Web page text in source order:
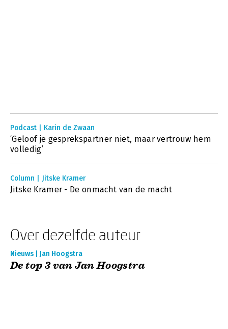
Podcast | Karin de Zwaan
‘Geloof je gesprekspartner niet, maar vertrouw hem
volledig’
Column | Jitske Kramer
Jitske Kramer - De onmacht van de macht
Over dezelfde auteur
Nieuws | Jan Hoogstra
De top 3 van Jan Hoogstra